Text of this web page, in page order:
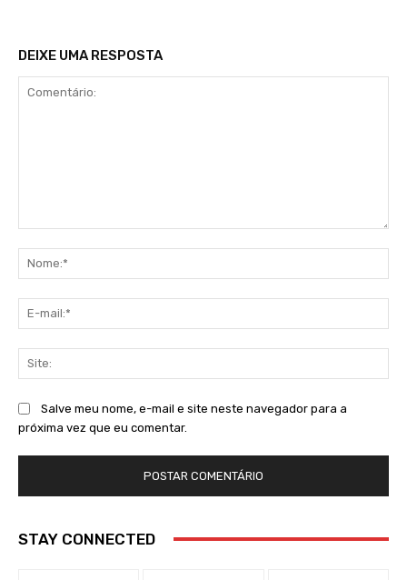
DEIXE UMA RESPOSTA
Salve meu nome, e-mail e site neste navegador para a
próxima vez que eu comentar.
STAY CONNECTED